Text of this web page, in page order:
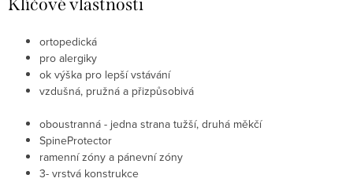
ortopedická
pro alergiky
ok výška pro lepší vstávání
vzdušná, pružná a přizpůsobivá
oboustranná - jedna strana tužší, druhá měkčí
SpineProtector
ramenní zóny a pánevní zóny
3- vrstvá konstrukce